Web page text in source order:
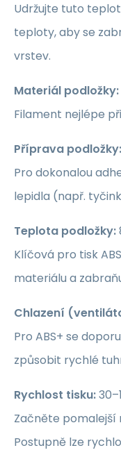
Udržujte tuto
teploty, aby se
vrstev.
Materiál podložky:
Filament nejlépe
Příprava podložky:
Pro dokonalou
lepidla (např.
Teplota podložky:
Klíčová pro tisk
materiálu a
Chlazení
Pro ABS+ se
způsobit rychlé
Rychlost tisku:
Začněte pomalejší
Postupně lze